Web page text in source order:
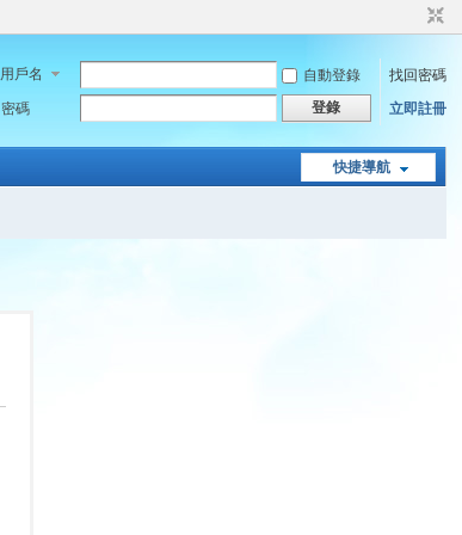
用戶名 自動登錄
找回密碼
密碼
登錄 立即註冊
快捷導航